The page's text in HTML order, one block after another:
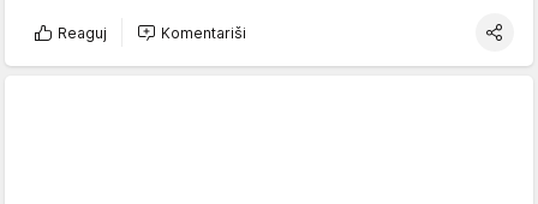
Reaguj Komentariši